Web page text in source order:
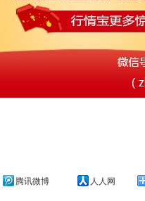
腾讯微博 人人网